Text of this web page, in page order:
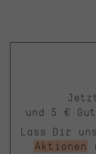
und 5 €
Lass Dir
Aktionen